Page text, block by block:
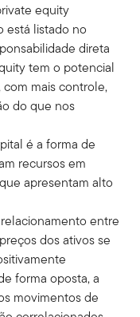
equity
está listado no
direta
tem o potencial
mais controle,
do que nos
é a forma de
recursos em
apresentam alto
entre
dos ativos se
forma oposta, a
movimentos de